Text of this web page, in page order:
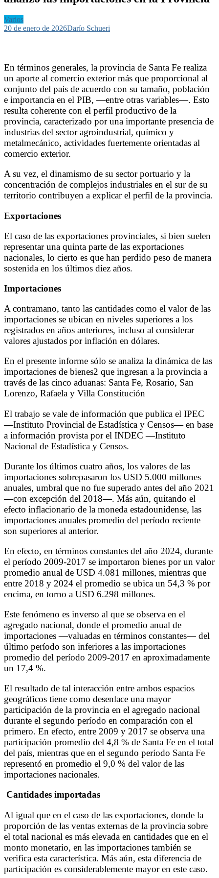
Varios
20 de enero de 2026Darío Schueri
En términos generales, la provincia de Santa Fe realiza
un aporte al comercio exterior más que proporcional al
conjunto del país de acuerdo con su tamaño, población
e importancia en el PIB, —entre otras variables—. Esto
resulta coherente con el perfil productivo de la
provincia, caracterizado por una importante presencia de
industrias del sector agroindustrial, químico y
metalmecánico, actividades fuertemente orientadas al
comercio exterior.
A su vez, el dinamismo de su sector portuario y la
concentración de complejos industriales en el sur de su
territorio contribuyen a explicar el perfil de la provincia.
Exportaciones
El caso de las exportaciones provinciales, si bien suelen
representar una quinta parte de las exportaciones
nacionales, lo cierto es que han perdido peso de manera
sostenida en los últimos diez años.
Importaciones
A contramano, tanto las cantidades como el valor de las
importaciones se ubican en niveles superiores a los
registrados en años anteriores, incluso al considerar
valores ajustados por inflación en dólares.
En el presente informe sólo se analiza la dinámica de las
importaciones de bienes2 que ingresan a la provincia a
través de las cinco aduanas: Santa Fe, Rosario, San
Lorenzo, Rafaela y Villa Constitución
El trabajo se vale de información que publica el IPEC
—Instituto Provincial de Estadística y Censos— en base
a información provista por el INDEC —Instituto
Nacional de Estadística y Censos.
Durante los últimos cuatro años, los valores de las
importaciones sobrepasaron los USD 5.000 millones
anuales, umbral que no fue superado antes del año 2021
—con excepción del 2018—. Más aún, quitando el
efecto inflacionario de la moneda estadounidense, las
importaciones anuales promedio del período reciente
son superiores al anterior.
En efecto, en términos constantes del año 2024, durante
el período 2009-2017 se importaron bienes por un valor
promedio anual de USD 4.081 millones, mientras que
entre 2018 y 2024 el promedio se ubica un 54,3 % por
encima, en torno a USD 6.298 millones.
Este fenómeno es inverso al que se observa en el
agregado nacional, donde el promedio anual de
importaciones —valuadas en términos constantes— del
último período son inferiores a las importaciones
promedio del período 2009-2017 en aproximadamente
un 17,4 %.
El resultado de tal interacción entre ambos espacios
geográficos tiene como desenlace una mayor
participación de la provincia en el agregado nacional
durante el segundo período en comparación con el
primero. En efecto, entre 2009 y 2017 se observa una
participación promedio del 4,8 % de Santa Fe en el total
del país, mientras que en el segundo período Santa Fe
representó en promedio el 9,0 % del valor de las
importaciones nacionales.
Cantidades importadas
Al igual que en el caso de las exportaciones, donde la
proporción de las ventas externas de la provincia sobre
el total nacional es más elevada en cantidades que en el
monto monetario, en las importaciones también se
verifica esta característica. Más aún, esta diferencia de
participación es considerablemente mayor en este caso.